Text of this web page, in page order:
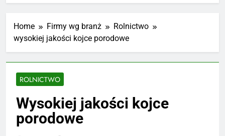
Home Firmy wg branż
Rolnictwo
wysokiej jakości kojce porodowe
ROLNICTWO
Wysokiej jakości kojce
porodowe